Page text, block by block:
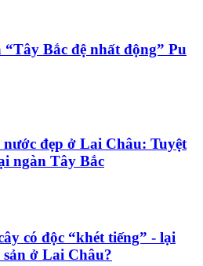
Bắc đệ nhất động” Pu
đẹp ở Lai Châu: Tuyệt
ngàn Tây Bắc
có độc “khét tiếng” - lại
ở Lai Châu?